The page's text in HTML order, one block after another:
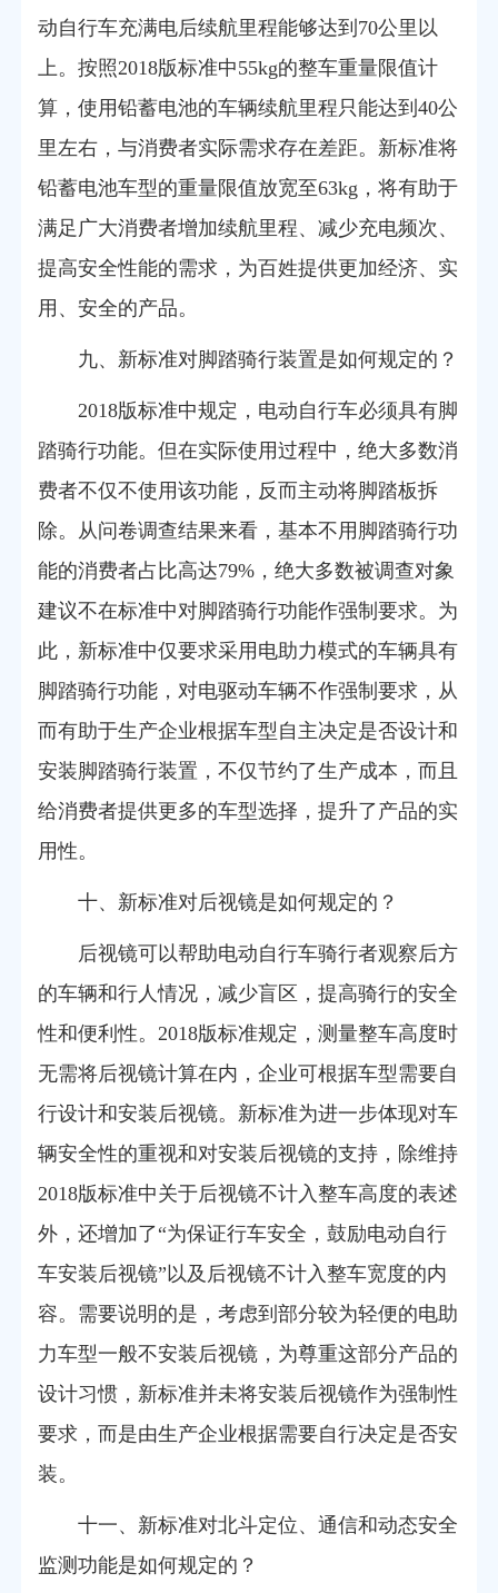
动自行车充满电后续航里程能够达到70公里以
上。按照2018版标准中55kg的整车重量限值计
算，使用铅蓄电池的车辆续航里程只能达到40公
里左右，与消费者实际需求存在差距。新标准将
铅蓄电池车型的重量限值放宽至63kg，将有助于
满足广大消费者增加续航里程、减少充电频次、
提高安全性能的需求，为百姓提供更加经济、实
用、安全的产品。
九、新标准对脚踏骑行装置是如何规定的？
2018版标准中规定，电动自行车必须具有脚
踏骑行功能。但在实际使用过程中，绝大多数消
费者不仅不使用该功能，反而主动将脚踏板拆
除。从问卷调查结果来看，基本不用脚踏骑行功
能的消费者占比高达79%，绝大多数被调查对象
建议不在标准中对脚踏骑行功能作强制要求。为
此，新标准中仅要求采用电助力模式的车辆具有
脚踏骑行功能，对电驱动车辆不作强制要求，从
而有助于生产企业根据车型自主决定是否设计和
安装脚踏骑行装置，不仅节约了生产成本，而且
给消费者提供更多的车型选择，提升了产品的实
用性。
十、新标准对后视镜是如何规定的？
后视镜可以帮助电动自行车骑行者观察后方
的车辆和行人情况，减少盲区，提高骑行的安全
性和便利性。2018版标准规定，测量整车高度时
无需将后视镜计算在内，企业可根据车型需要自
行设计和安装后视镜。新标准为进一步体现对车
辆安全性的重视和对安装后视镜的支持，除维持
2018版标准中关于后视镜不计入整车高度的表述
外，还增加了“为保证行车安全，鼓励电动自行
车安装后视镜”以及后视镜不计入整车宽度的内
容。需要说明的是，考虑到部分较为轻便的电助
力车型一般不安装后视镜，为尊重这部分产品的
设计习惯，新标准并未将安装后视镜作为强制性
要求，而是由生产企业根据需要自行决定是否安
装。
十一、新标准对北斗定位、通信和动态安全
监测功能是如何规定的？